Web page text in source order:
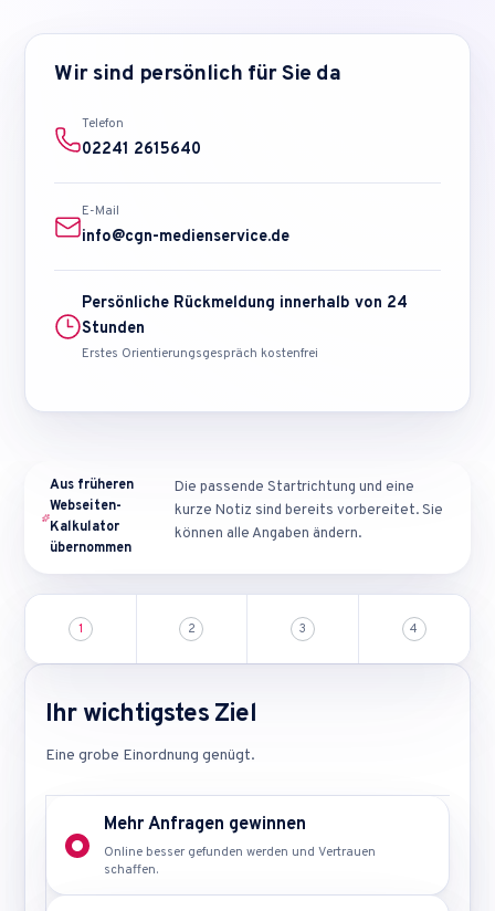
Wir sind persönlich für Sie da
Telefon
02241 2615640
E-Mail
info@cgn-medienservice.de
Persönliche Rückmeldung innerhalb von 24
Stunden
Erstes Orientierungsgespräch kostenfrei
Aus früheren
Webseiten-
Kalkulator
übernommen
Die passende Startrichtung und eine
kurze Notiz sind bereits vorbereitet. Sie
können alle Angaben ändern.
1 2 3 4
Ihr wichtigstes Ziel
Eine grobe Einordnung genügt.
Mehr Anfragen gewinnen
Online besser gefunden werden und Vertrauen
schaffen.